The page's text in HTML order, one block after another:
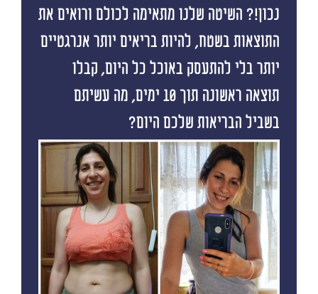
נכון!? השיטה שלנו מתאימה לכולם ורואים את
התוצאות בשטח, להיות בריאים יותר אנרגטיים
יותר בלי להתעסק באוכל כל היום, קבלו
תוצאה ראשונה תוך 10 ימים, מה עשיתם
בשביל הבריאות שלכם היום?